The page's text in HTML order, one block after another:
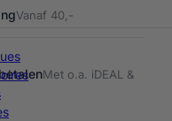
Vanaf 40,-
Met o.a. iDEAL &